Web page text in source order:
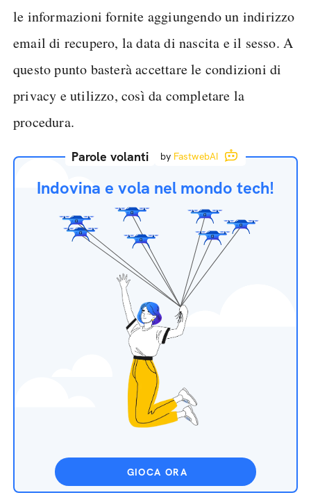
le informazioni fornite aggiungendo un indirizzo
email di recupero, la data di nascita e il sesso. A
questo punto basterà accettare le condizioni di
privacy e utilizzo, così da completare la
procedura.
Parole volanti by FastwebAI
Indovina e vola nel mondo tech!
GIOCA ORA